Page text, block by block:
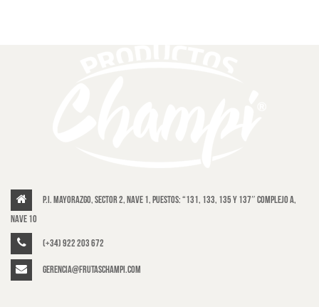
P.I. Mayorazgo, Sector 2, Nave 1, puestos: “131, 133, 135 y 137″ Complejo A,
Nave 10
(+34) 922 203 672
gerencia@frutaschampi.com